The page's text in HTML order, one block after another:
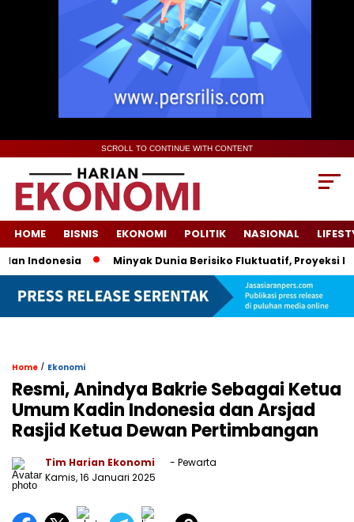
SCROLL TO CONTINUE WITH CONTENT
HOME BISNIS EKONOMI POLITIK NASIONAL
Indonesia Minyak Dunia Berisiko Fluktuatif, Proyeksi
Home / Ekonomi
Resmi, Anindya Bakrie Sebagai Ketua
Umum Kadin Indonesia dan Arsjad
Rasjid Ketua Dewan Pertimbangan
Tim Harian Ekonomi
- Pewarta
Kamis, 16 Januari 2025